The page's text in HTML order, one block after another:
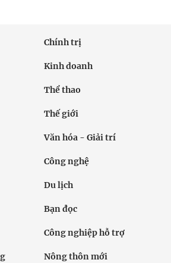
Chính trị
Kinh doanh
Thể thao
Thế giới
Văn hóa - Giải trí
Công nghệ
Du lịch
Bạn đọc
Công nghiệp hỗ trợ
Nông thôn mới